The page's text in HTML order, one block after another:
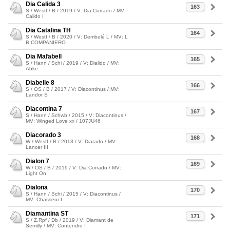
163
Dia Calida 3
S / Westf / B / 2019 / V: Dia Corrado / MV:
Calido I
164
Dia Catalina TH
S / Westf / B / 2020 / V: Dembelé L / MV: L
B COMPANIERO
165
Dia Mafabell
S / Hann / Schi / 2019 / V: Dialido / MV:
Abke
166
Diabelle 8
S / OS / B / 2017 / V: Diacontinus / MV:
Landor S
167
Diacontina 7
S / Hann / Schwb / 2015 / V: Diacontinus /
MV: Winged Love xx / 107JU46
168
Diacorado 3
W / Westf / B / 2013 / V: Diarado / MV:
Lancer III
169
Dialon 7
W / OS / B / 2019 / V: Dia Corrado / MV:
Light On
170
Dialona
S / Hann / Schi / 2015 / V: Diacontinus /
MV: Chasseur I
171
Diamantina ST
S / Z.Rpf / Db / 2019 / V: Diamant de
Semilly / MV: Contendro I